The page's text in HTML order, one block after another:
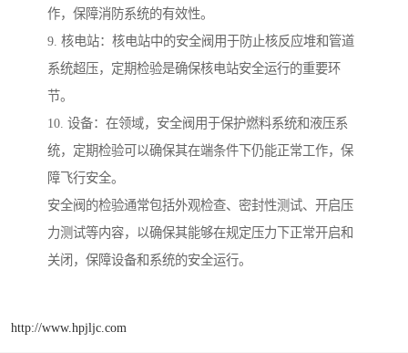
作，保障消防系统的有效性。
9. 核电站：核电站中的安全阀用于防止核反应堆和管道
系统超压，定期检验是确保核电站安全运行的重要环
节。
10. 设备：在领域，安全阀用于保护燃料系统和液压系
统，定期检验可以确保其在端条件下仍能正常工作，保
障飞行安全。
安全阀的检验通常包括外观检查、密封性测试、开启压
力测试等内容，以确保其能够在规定压力下正常开启和
关闭，保障设备和系统的安全运行。
http://www.hpjljc.com